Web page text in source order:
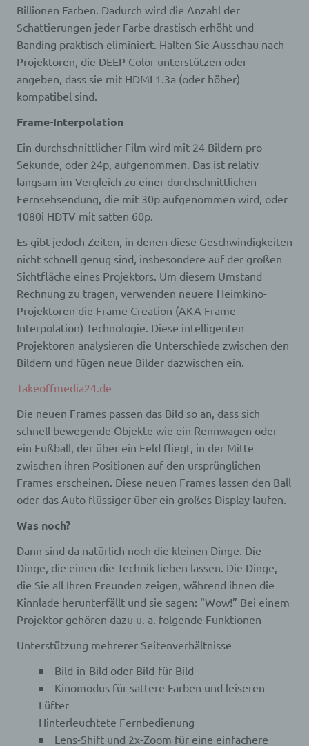
Billionen Farben. Dadurch wird die Anzahl der
Schattierungen jeder Farbe drastisch erhöht und
Banding praktisch eliminiert. Halten Sie Ausschau nach
Projektoren, die DEEP Color unterstützen oder
angeben, dass sie mit HDMI 1.3a (oder höher)
kompatibel sind.
Frame-Interpolation
Ein durchschnittlicher Film wird mit 24 Bildern pro
Sekunde, oder 24p, aufgenommen. Das ist relativ
langsam im Vergleich zu einer durchschnittlichen
Fernsehsendung, die mit 30p aufgenommen wird, oder
1080i HDTV mit satten 60p.
Es gibt jedoch Zeiten, in denen diese Geschwindigkeiten
nicht schnell genug sind, insbesondere auf der großen
Sichtfläche eines Projektors. Um diesem Umstand
Rechnung zu tragen, verwenden neuere Heimkino-
Projektoren die Frame Creation (AKA Frame
Interpolation) Technologie. Diese intelligenten
Projektoren analysieren die Unterschiede zwischen den
Bildern und fügen neue Bilder dazwischen ein.
Takeoffmedia24.de
Die neuen Frames passen das Bild so an, dass sich
schnell bewegende Objekte wie ein Rennwagen oder
ein Fußball, der über ein Feld fliegt, in der Mitte
zwischen ihren Positionen auf den ursprünglichen
Frames erscheinen. Diese neuen Frames lassen den Ball
oder das Auto flüssiger über ein großes Display laufen.
Was noch?
Dann sind da natürlich noch die kleinen Dinge. Die
Dinge, die einen die Technik lieben lassen. Die Dinge,
die Sie all Ihren Freunden zeigen, während ihnen die
Kinnlade herunterfällt und sie sagen: “Wow!” Bei einem
Projektor gehören dazu u. a. folgende Funktionen
Unterstützung mehrerer Seitenverhältnisse
Bild-in-Bild oder Bild-für-Bild
Kinomodus für sattere Farben und leiseren
Lüfter
Hinterleuchtete Fernbedienung
Lens-Shift und 2x-Zoom für eine einfachere
ist in allen gängigen Internetbrowsern möglich.
Deaktiviert die betroffene Person die Setzung von
Cookies in dem genutzten Internetbrowser, sind
unter Umständen nicht alle Funktionen unserer
Internetseite vollumfänglich nutzbar.
Erfassung von allgemeinen Daten und
Informationen
Die Internetseite erfasst mit jedem Aufruf der
automatisiertes System eine Reihe von
allgemeinen Daten und Informationen. Diese
allgemeinen Daten und Informationen werden in
den Logfiles des Servers gespeichert. Erfasst
werden können die (1) verwendeten Browsertypen
und Versionen, (2) das vom zugreifenden System
verwendete Betriebssystem, (3) die Internetseite,
von welcher ein zugreifendes System auf unsere
Internetseite gelangt (sogenannte Referrer), (4) die
Unterwebseiten, welche über ein zugreifendes
System auf unserer Internetseite angesteuert
werden, (5) das Datum und die Uhrzeit eines
Zugriffs auf die Internetseite, (6) eine Internet-
Protokoll-Adresse (IP-Adresse), (7) der Internet-
Service-Provider des zugreifenden Systems und
(8) sonstige ähnliche Daten und Informationen, die
der Gefahrenabwehr im Falle von Angriffen auf
unsere informationstechnologischen Systeme
Bei der Nutzung dieser allgemeinen Daten und
die betroffene Person. Diese Informationen werden
vielmehr benötigt, um (1) die Inhalte unserer
Internetseite korrekt auszuliefern, (2) die Inhalte
unserer Internetseite sowie die Werbung für diese
zu optimieren, (3) die dauerhafte
Funktionsfähigkeit unserer
informationstechnologischen Systeme und der
sowie (4) um Strafverfolgungsbehörden im Falle
notwendigen Informationen bereitzustellen. Diese
anonym erhobenen Daten und Informationen
werden durch uns daher einerseits statistisch und
ferner mit dem Ziel ausgewertet, den Datenschutz
und die Datensicherheit in unserem Unternehmen
zu erhöhen, um letztlich ein optimales
personenbezogenen Daten sicherzustellen. Die
getrennt von allen durch eine betroffene Person
angegebenen personenbezogenen Daten
gespeichert.
Registrierung auf unserer Internetseite